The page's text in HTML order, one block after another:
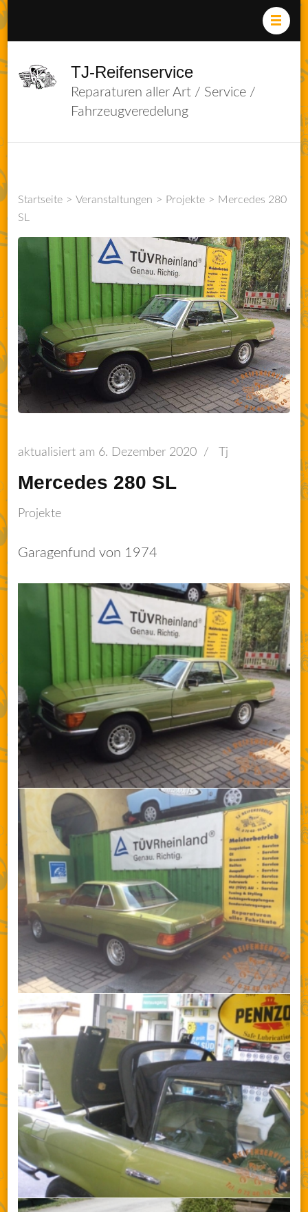
Zum
springen
(Enter
drücken)
TJ-Reifenservice
Reparaturen aller Art / Service /
Fahrzeugveredelung
Startseite > Veranstaltungen > Projekte > Mercedes 280
SL
aktualisiert am 6. Dezember 2020 / Tj
Mercedes 280 SL
Projekte
Garagenfund von 1974